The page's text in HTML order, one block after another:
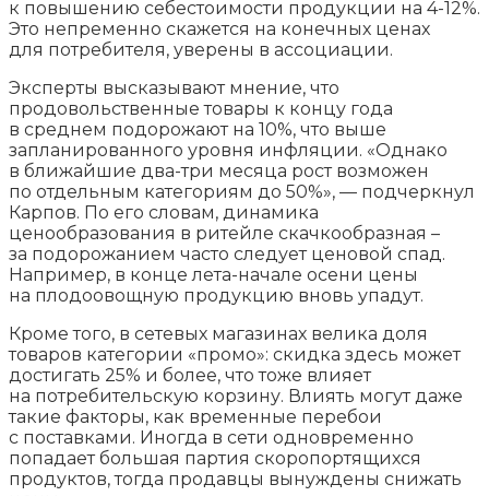
к повышению себестоимости продукции на 4-12%.
Это непременно скажется на конечных ценах
для потребителя, уверены в ассоциации.
Эксперты высказывают мнение, что
продовольственные товары к концу года
в среднем подорожают на 10%, что выше
запланированного уровня инфляции. «Однако
в ближайшие два-три месяца рост возможен
по отдельным категориям до 50%», — подчеркнул
Карпов. По его словам, динамика
ценообразования в ритейле скачкообразная –
за подорожанием часто следует ценовой спад.
Например, в конце лета-начале осени цены
на плодоовощную продукцию вновь упадут.
Кроме того, в сетевых магазинах велика доля
товаров категории «промо»: скидка здесь может
достигать 25% и более, что тоже влияет
на потребительскую корзину. Влиять могут даже
такие факторы, как временные перебои
с поставками. Иногда в сети одновременно
попадает большая партия скоропортящихся
продуктов, тогда продавцы вынуждены снижать